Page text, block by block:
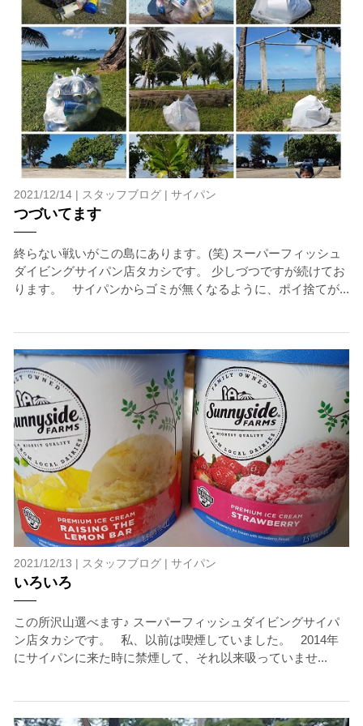
2021/12/14 | スタッフブログ| サイパン
つづいてます
終らない戦いがこの島にあります。(笑) スーパーフィッシュ
ダイビングサイパン店タカシです。 少しづつですが続けてお
ります。 サイパンからゴミが無くなるように、ポイ捨てが...
2021/12/13 | スタッフブログ| サイパン
いろいろ
この所沢山選べます♪ スーパーフィッシュダイビングサイパ
ン店タカシです。 私、以前は喫煙していました。 2014年
にサイパンに来た時に禁煙して、それ以来吸っていませ...